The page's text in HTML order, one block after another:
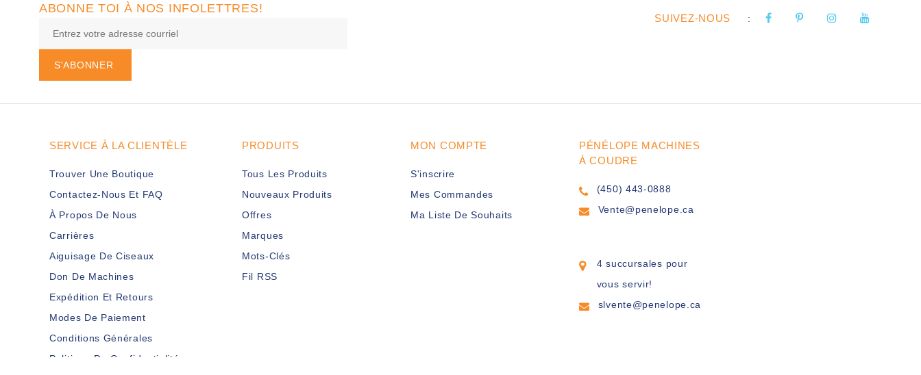
ABONNE TOI À NOS INFOLETTRES!
S'ABONNER
SUIVEZ-NOUS :
SERVICE À LA CLIENTÈLE
Trouver Une Boutique
Contactez-Nous Et FAQ
À Propos De Nous
Carrières
Aiguisage De Ciseaux
Don De Machines
Expédition Et Retours
Modes De Paiement
Conditions Générales
Politique De Confidentialité
PRODUITS
Tous Les Produits
Nouveaux Produits
Offres
Marques
Mots-Clés
Fil RSS
MON COMPTE
S'inscrire
Mes Commandes
Ma Liste De Souhaits
PÉNÉLOPE MACHINES
À COUDRE
(450) 443-0888
Vente@penelope.ca
4 succursales pour
vous servir!
slvente@penelope.ca